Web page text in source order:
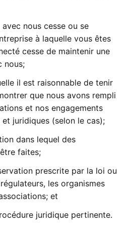
nous cesse ou se
à laquelle vous êtes
cesse de maintenir une
nous;
il est raisonnable de tenir
que nous avons rempli
et nos engagements
juridiques (selon le cas);
dans lequel des
faites;
prescrite par la loi ou
les organismes
et
juridique pertinente.